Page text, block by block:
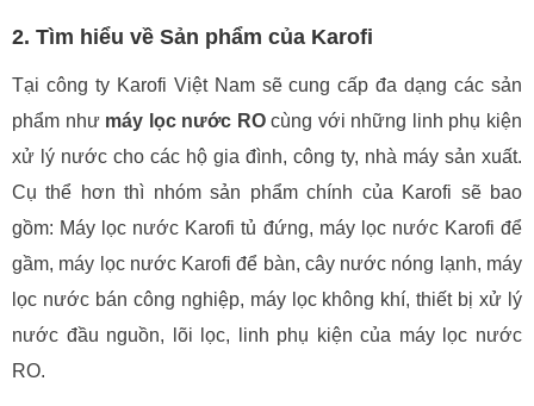
2. Tìm hiểu về Sản phẩm của Karofi
Tại công ty Karofi Việt Nam sẽ cung cấp đa dạng các sản
phẩm như máy lọc nước ROcùng với những linh phụ kiện
xử lý nước cho các hộ gia đình, công ty, nhà máy sản xuất.
Cụ thể hơn thì nhóm sản phẩm chính của Karofi sẽ bao
gồm: Máy lọc nước Karofi tủ đứng, máy lọc nước Karofi để
gầm, máy lọc nước Karofi để bàn, cây nước nóng lạnh, máy
lọc nước bán công nghiệp, máy lọc không khí, thiết bị xử lý
nước đầu nguồn, lõi lọc, linh phụ kiện của máy lọc nước
RO.